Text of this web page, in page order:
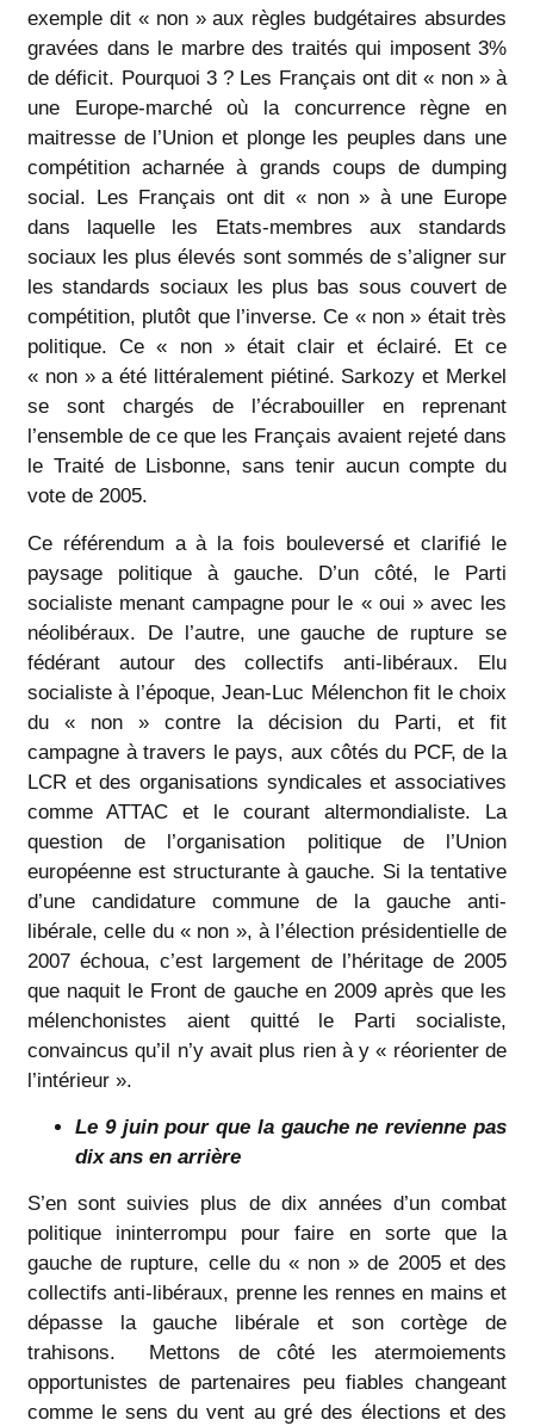
exemple dit « non » aux règles budgétaires absurdes
gravées dans le marbre des traités qui imposent 3%
de déficit. Pourquoi 3 ? Les Français ont dit « non » à
une Europe-marché où la concurrence règne en
maitresse de l’Union et plonge les peuples dans une
compétition acharnée à grands coups de dumping
social. Les Français ont dit « non » à une Europe
dans laquelle les Etats-membres aux standards
sociaux les plus élevés sont sommés de s’aligner sur
les standards sociaux les plus bas sous couvert de
compétition, plutôt que l’inverse. Ce « non » était très
politique. Ce « non » était clair et éclairé. Et ce
« non » a été littéralement piétiné. Sarkozy et Merkel
se sont chargés de l’écrabouiller en reprenant
l’ensemble de ce que les Français avaient rejeté dans
le Traité de Lisbonne, sans tenir aucun compte du
vote de 2005.
Ce référendum a à la fois bouleversé et clarifié le
paysage politique à gauche. D’un côté, le Parti
socialiste menant campagne pour le « oui » avec les
néolibéraux. De l’autre, une gauche de rupture se
fédérant autour des collectifs anti-libéraux. Elu
socialiste à l’époque, Jean-Luc Mélenchon fit le choix
du « non » contre la décision du Parti, et fit
campagne à travers le pays, aux côtés du PCF, de la
LCR et des organisations syndicales et associatives
comme ATTAC et le courant altermondialiste. La
question de l’organisation politique de l’Union
européenne est structurante à gauche. Si la tentative
d’une candidature commune de la gauche anti-
libérale, celle du « non », à l’élection présidentielle de
2007 échoua, c’est largement de l’héritage de 2005
que naquit le Front de gauche en 2009 après que les
mélenchonistes aient quitté le Parti socialiste,
convaincus qu’il n’y avait plus rien à y « réorienter de
l’intérieur ».
Le 9 juin pour que la gauche ne revienne pas
dix ans en arrière
S’en sont suivies plus de dix années d’un combat
politique ininterrompu pour faire en sorte que la
gauche de rupture, celle du « non » de 2005 et des
collectifs anti-libéraux, prenne les rennes en mains et
dépasse la gauche libérale et son cortège de
trahisons. Mettons de côté les atermoiements
opportunistes de partenaires peu fiables changeant
comme le sens du vent au gré des élections et des